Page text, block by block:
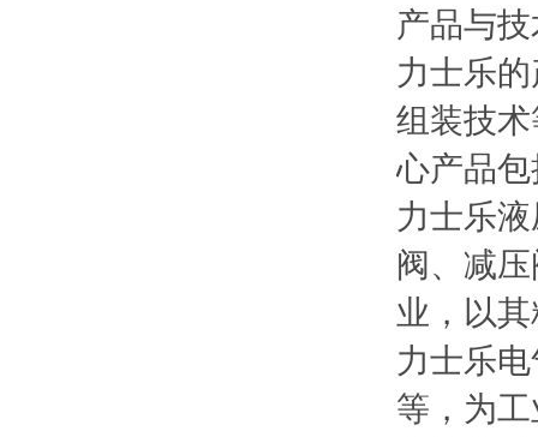
产品与
力士乐
组装技
心产品
力士乐
阀、减
业，以
力士乐
等，为